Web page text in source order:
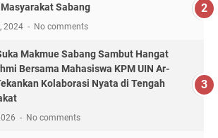
Sabang
2024 No comments
Makmue Sabang Sambut Hangat
Bersama Mahasiswa KPM UIN Ar-
Kolaborasi Nyata di Tengah
No comments